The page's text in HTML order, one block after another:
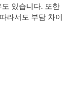
있습니다. 또한
라서도 부담 차이